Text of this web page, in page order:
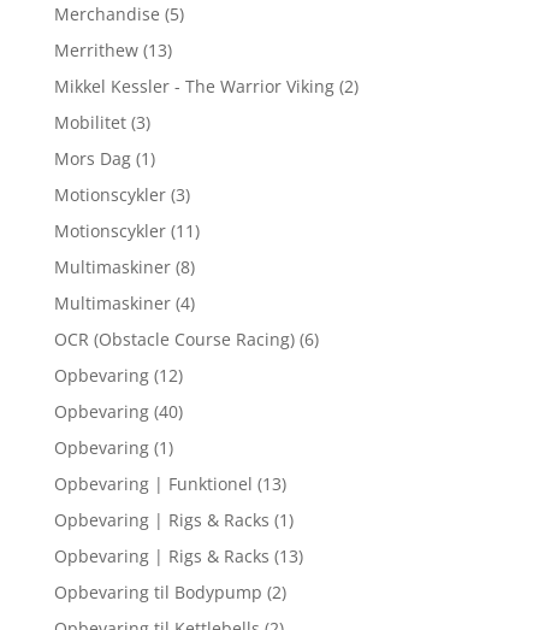
Merchandise (5)
Merrithew (13)
Mikkel Kessler - The Warrior Viking (2)
Mobilitet (3)
Mors Dag (1)
Motionscykler (3)
Motionscykler (11)
Multimaskiner (8)
Multimaskiner (4)
OCR (Obstacle Course Racing) (6)
Opbevaring (12)
Opbevaring (40)
Opbevaring (1)
Opbevaring | Funktionel (13)
Opbevaring | Rigs & Racks (1)
Opbevaring | Rigs & Racks (13)
Opbevaring til Bodypump (2)